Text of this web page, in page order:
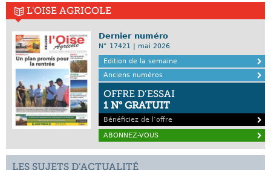
L'OISE AGRICOLE
Dernier numéro
N° 17421 | mai 2026
Edition de la semaine
Anciens numéros
OFFRE D’ESSAI
1 N° GRATUIT
Bénéficiez de l’offre
ABONNEZ-VOUS
LES SUJETS D’ACTUALITÉ